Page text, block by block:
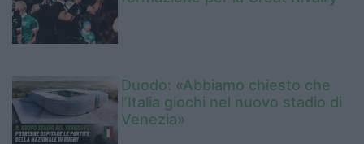
Duodo: «Abbiamo chiesto che
l’Italia giochi nel nuovo stadio di
Venezia»